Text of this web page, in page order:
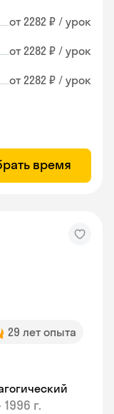
от 2282 ₽ / урок
от 2282 ₽ / урок
от 2282 ₽ / урок
время
29 лет опыта
1996 г.